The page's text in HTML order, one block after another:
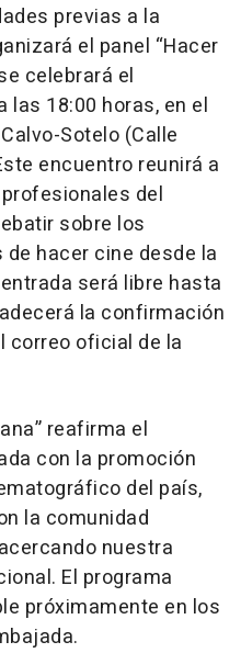
previas a la
el panel “Hacer
celebrará el
las 18:00 horas, en el
Sotelo (Calle
encuentro reunirá a
del
sobre los
hacer cine desde la
será libre hasta
la confirmación
correo oficial de la
reafirma el
con la promoción
del país,
la comunidad
nuestra
El programa
próximamente en los